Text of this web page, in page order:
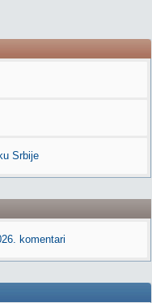
Srbije
komentari